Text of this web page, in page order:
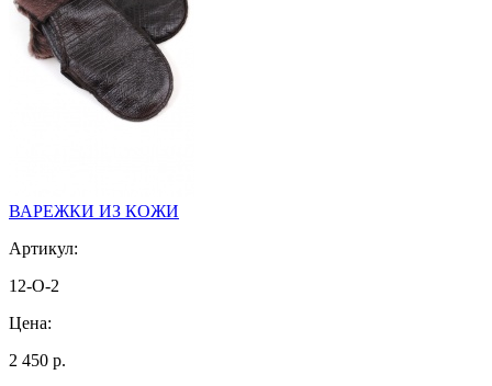
ВАРЕЖКИ ИЗ КОЖИ
Артикул:
12-O-2
Цена:
2 450 р.